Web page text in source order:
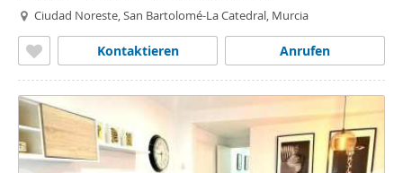
Ciudad Noreste, San Bartolomé-La Catedral, Murcia
Anrufen
Kontaktieren